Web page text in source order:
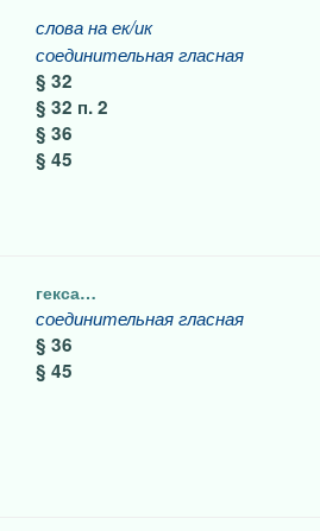
слова на ек/ик
соединительная гласная
§ 32
§ 32 п. 2
§ 36
§ 45
гекса…
соединительная гласная
§ 36
§ 45